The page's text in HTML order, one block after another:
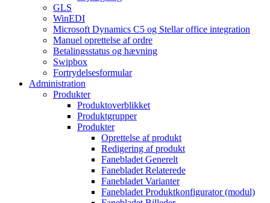
GLS
WinEDI
Microsoft Dynamics C5 og Stellar office integration
Manuel oprettelse af ordre
Betalingsstatus og hævning
Swipbox
Fortrydelsesformular
Administration
Produkter
Produktoverblikket
Produktgrupper
Produkter
Oprettelse af produkt
Redigering af produkt
Fanebladet Generelt
Fanebladet Relaterede
Fanebladet Varianter
Fanebladet Produktkonfigurator (modul)